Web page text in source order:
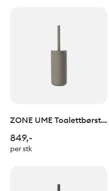
ZONE UME Toalettbørste
849,-
per stk